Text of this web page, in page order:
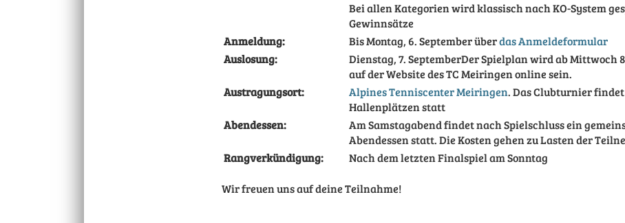
Bei allen Kategorien wird klassisch nach KO-System
Gewinnsätze
Anmeldung:
Bis Montag, 6. September überdas Anmeldeformular
Auslosung:
Dienstag, 7. SeptemberDer Spielplan wird ab Mittwoch
auf der Website des TC Meiringen online sein.
Austragungsort:
Alpines Tenniscenter Meiringen. Das Clubturnier
Hallenplätzen statt
Abendessen:
Am Samstagabend findet nach Spielschluss ein
Abendessen statt. Die Kosten gehen zu Lasten der
Rangverkündigung:
Nach dem letzten Finalspiel am Sonntag
Wir freuen uns auf deine Teilnahme!